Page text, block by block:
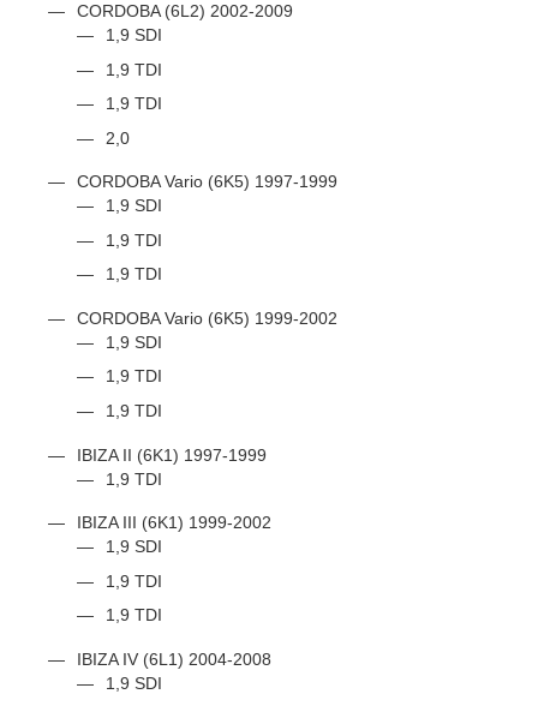
CORDOBA (6L2) 2002-2009
1,9 SDI
1,9 TDI
1,9 TDI
2,0
CORDOBA Vario (6K5) 1997-1999
1,9 SDI
1,9 TDI
1,9 TDI
CORDOBA Vario (6K5) 1999-2002
1,9 SDI
1,9 TDI
1,9 TDI
IBIZA II (6K1) 1997-1999
1,9 TDI
IBIZA III (6K1) 1999-2002
1,9 SDI
1,9 TDI
1,9 TDI
IBIZA IV (6L1) 2004-2008
1,9 SDI